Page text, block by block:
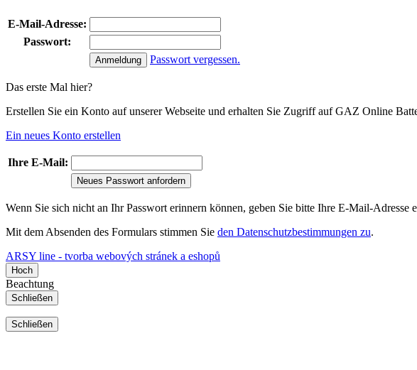
E-Mail-Adresse:
Passwort:
Passwort vergessen.
Das erste Mal hier?
Erstellen Sie ein Konto auf unserer Webseite und erhalten Sie Zugriff auf GAZ Online
Ein neues Konto erstellen
Ihre E-Mail:
Neues Passwort anfordern
Wenn Sie sich nicht an Ihr Passwort erinnern können, geben Sie bitte Ihre E-Mail-Adresse
Mit dem Absenden des Formulars stimmen Sie den Datenschutzbestimmungen zu.
ARSY line - tvorba webových stránek a eshopů
Hoch
Beachtung
Schließen
Schließen